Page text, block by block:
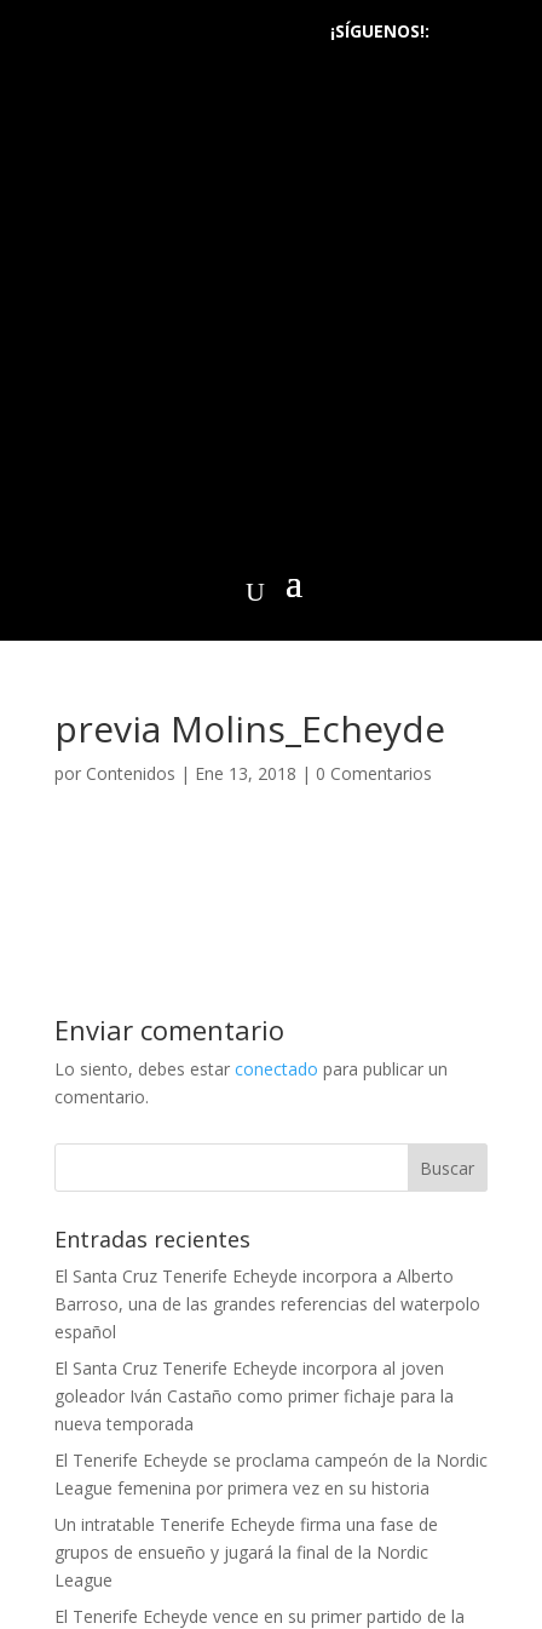
¡SÍGUENOS!:
previa Molins_Echeyde
por Contenidos | Ene 13, 2018 | 0 Comentarios
Enviar comentario
Lo siento, debes estar conectado para publicar un
comentario.
Entradas recientes
El Santa Cruz Tenerife Echeyde incorpora a Alberto
Barroso, una de las grandes referencias del waterpolo
español
El Santa Cruz Tenerife Echeyde incorpora al joven
goleador Iván Castaño como primer fichaje para la
nueva temporada
El Tenerife Echeyde se proclama campeón de la Nordic
League femenina por primera vez en su historia
Un intratable Tenerife Echeyde firma una fase de
grupos de ensueño y jugará la final de la Nordic
League
El Tenerife Echeyde vence en su primer partido de la